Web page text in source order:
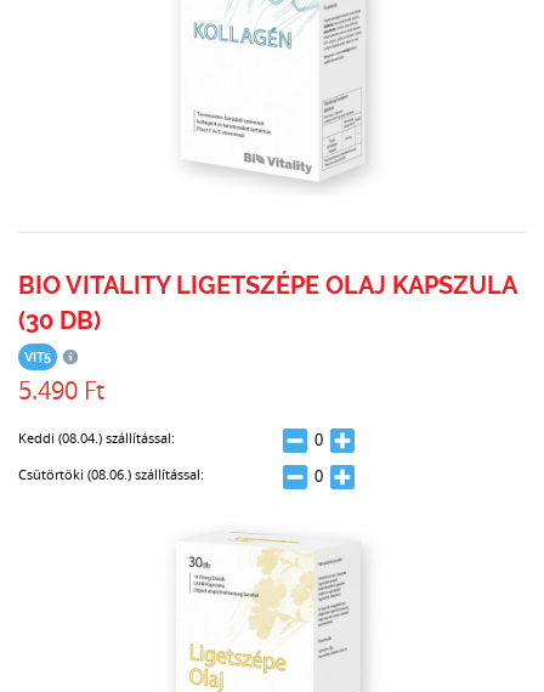
BIO VITALITY LIGETSZÉPE OLAJ KAPSZULA
(30 DB)
VIT5
5.490 Ft
Keddi (08.04.) szállítással:
Csütörtöki (08.06.) szállítással: